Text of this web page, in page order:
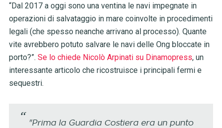
“Dal 2017 a oggi sono una ventina le navi impegnate in
operazioni di salvataggio in mare coinvolte in procedimenti
legali (che spesso neanche arrivano al processo). Quante
vite avrebbero potuto salvare le navi delle Ong bloccate in
porto?”. Se lo chiede Nicolò Arpinati su Dinamopress, un
interessante articolo che ricostruisce i principali fermi e
sequestri.
"Prima la Guardia Costiera era un punto